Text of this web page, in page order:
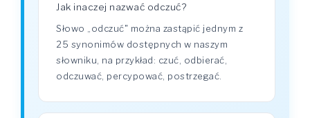
Jak inaczej nazwać odczuć?
Słowo „odczuć" można zastąpić jednym z
25 synonimów dostępnych w naszym
słowniku, na przykład: czuć, odbierać,
odczuwać, percypować, postrzegać.